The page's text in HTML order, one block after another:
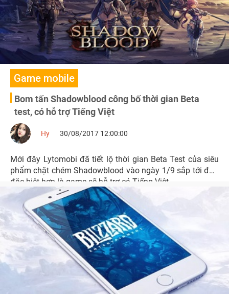
Game mobile
Bom tấn Shadowblood công bố thời gian Beta
test, có hỗ trợ Tiếng Việt
Hy 30/08/2017 12:00:00
Mới đây Lytomobi đã tiết lộ thời gian Beta Test của siêu
phẩm chặt chém Shadowblood vào ngày 1/9 sắp tới đây,
đặc biệt hơn là game sẽ hỗ trợ cả Tiếng Việt.